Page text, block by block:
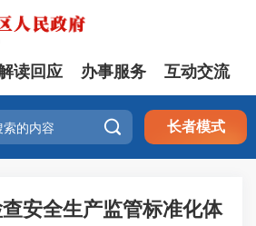
读回应 办事服务 互动交流
 长者模式
安全生产监管标准化体